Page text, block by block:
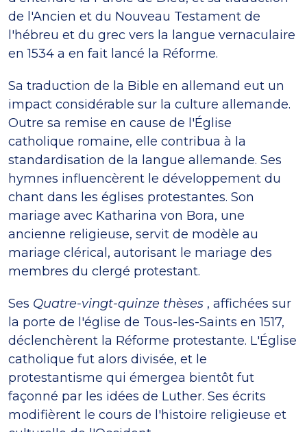
de l'Ancien et du Nouveau Testament de
l'hébreu et du grec vers la langue vernaculaire
en 1534 a en fait lancé la Réforme.
Sa traduction de la Bible en allemand eut un
impact considérable sur la culture allemande.
Outre sa remise en cause de l'Église
catholique romaine, elle contribua à la
standardisation de la langue allemande. Ses
hymnes influencèrent le développement du
chant dans les églises protestantes. Son
mariage avec Katharina von Bora, une
ancienne religieuse, servit de modèle au
mariage clérical, autorisant le mariage des
membres du clergé protestant.
Ses Quatre-vingt-quinze thèses , affichées sur
la porte de l'église de Tous-les-Saints en 1517,
déclenchèrent la Réforme protestante. L'Église
catholique fut alors divisée, et le
protestantisme qui émergea bientôt fut
façonné par les idées de Luther. Ses écrits
modifièrent le cours de l'histoire religieuse et